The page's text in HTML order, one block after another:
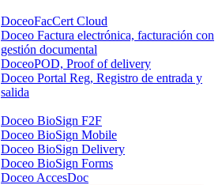
DoceoFacCert Cloud
Doceo Factura electrónica, facturación con
gestión documental
DoceoPOD, Proof of delivery
Doceo Portal Reg, Registro de entrada y
salida
Doceo BioSign F2F
Doceo BioSign Mobile
Doceo BioSign Delivery
Doceo BioSign Forms
Doceo AccesDoc